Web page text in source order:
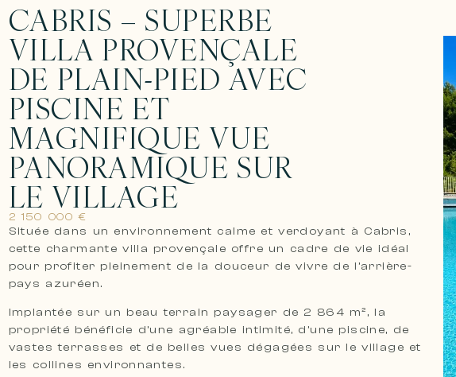
CABRIS – SUPERBE
VILLA PROVENÇALE
DE PLAIN-PIED AVEC
PISCINE ET
MAGNIFIQUE VUE
PANORAMIQUE SUR
LE VILLAGE
2 150 000 €
Située dans un environnement calme et verdoyant à Cabris,
cette charmante villa provençale offre un cadre de vie idéal
pour profiter pleinement de la douceur de vivre de l’arrière-
pays azuréen.
Implantée sur un beau terrain paysager de 2 864 m², la
propriété bénéficie d’une agréable intimité, d’une piscine, de
vastes terrasses et de belles vues dégagées sur le village et
les collines environnantes.